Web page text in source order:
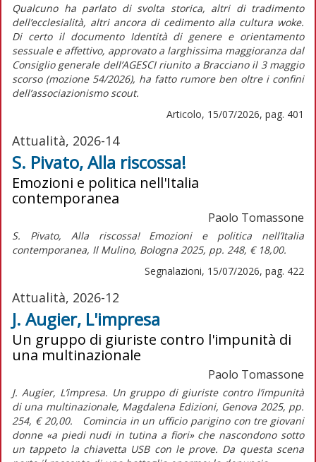
Qualcuno ha parlato di svolta storica, altri di tradimento
dell’ecclesialità, altri ancora di cedimento alla cultura woke.
Di certo il documento Identità di genere e orientamento
sessuale e affettivo, approvato a larghissima maggioranza dal
Consiglio generale dell’AGESCI riunito a Bracciano il 3 maggio
scorso (mozione 54/2026), ha fatto rumore ben oltre i confini
dell’associazionismo scout.
Articolo, 15/07/2026, pag. 401
Attualità, 2026-14
S. Pivato, Alla riscossa!
Emozioni e politica nell'Italia
contemporanea
Paolo Tomassone
S. Pivato, Alla riscossa! Emozioni e politica nell’Italia
contemporanea, Il Mulino, Bologna 2025, pp. 248, € 18,00.
Segnalazioni, 15/07/2026, pag. 422
Attualità, 2026-12
J. Augier, L'impresa
Un gruppo di giuriste contro l'impunità di
una multinazionale
Paolo Tomassone
J. Augier, L’impresa. Un gruppo di giuriste contro l’impunità
di una multinazionale, Magdalena Edizioni, Genova 2025, pp.
254, € 20,00. Comincia in un ufficio parigino con tre giovani
donne «a piedi nudi in tutina a fiori» che nascondono sotto
un tappeto la chiavetta USB con le prove. Da questa scena